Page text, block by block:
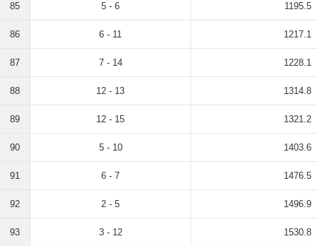
85 5 - 6 1195.5
86 6 - 11 1217.1
87 7 - 14 1228.1
88 12 - 13 1314.8
89 12 - 15 1321.2
90 5 - 10 1403.6
91 6 - 7 1476.5
92 2 - 5 1496.9
93 3 - 12 1530.8